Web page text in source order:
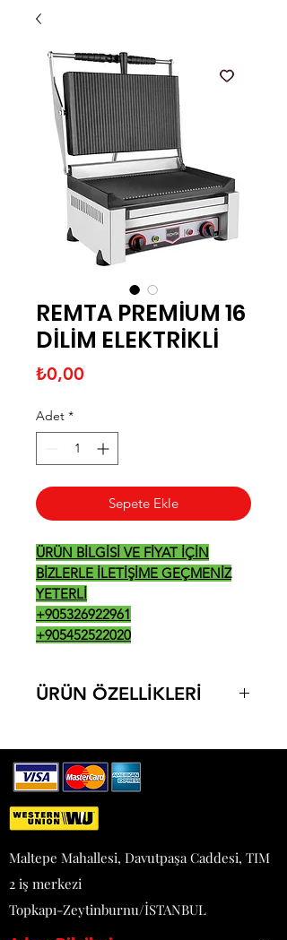
REMTA PREMİUM 16
DİLİM ELEKTRİKLİ
₺0,00
Adet *
Sepete Ekle
ÜRÜN BİLGİSİ VE FİYAT İÇİN
BİZLERLE İLETİŞİME GEÇMENİZ
YETERLİ
+905326922961
+905452522020
ÜRÜN ÖZELLİKLERİ
430*370*265
19,3 KG
1800
Maltepe Mahallesi, Davutpaşa Caddesi, TIM
2 iş merkezi
Topkapı-Zeytinburnu/İSTANBUL